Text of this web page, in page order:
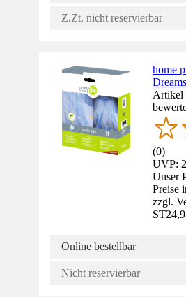
Z.Zt. nicht reservierbar
home
Artikel
(0)
UVP:
Unser
Preise
zzgl.
ST
Online bestellbar
Nicht reservierbar